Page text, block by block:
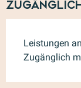
Leistungen
Zugänglich